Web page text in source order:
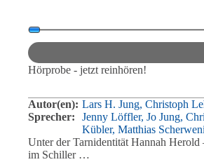
Audio-
Player
Hörprobe - jetzt reinhören!
Autor(en): Lars H. Jung, Christoph
Sprecher:
Jenny Löffler, Jo Jung,
Kübler, Matthias
Unter der Tarnidentität Hannah Herold
im Schiller …